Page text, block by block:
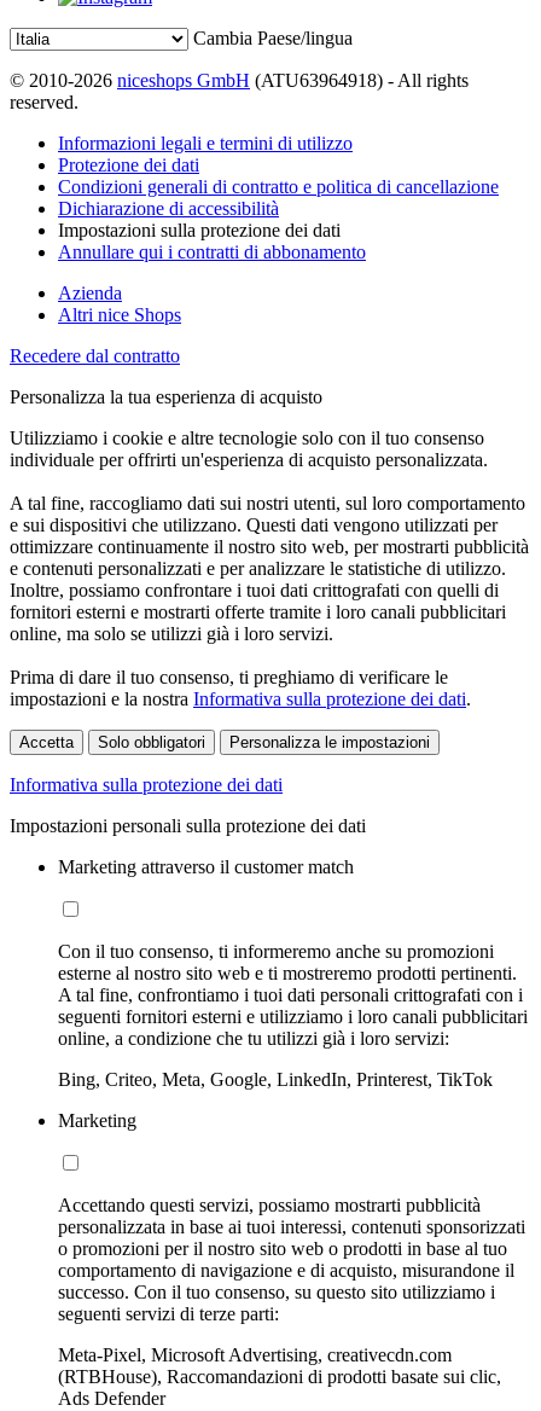
Cambia Paese/lingua
© 2010-2026 niceshops GmbH (ATU63964918) - All rights
reserved.
Informazioni legali e termini di utilizzo
Protezione dei dati
Condizioni generali di contratto e politica di cancellazione
Dichiarazione di accessibilità
Impostazioni sulla protezione dei dati
Annullare qui i contratti di abbonamento
Azienda
Altri nice Shops
Recedere dal contratto
Personalizza la tua esperienza di acquisto
Utilizziamo i cookie e altre tecnologie solo con il tuo consenso
individuale per offrirti un'esperienza di acquisto personalizzata.
A tal fine, raccogliamo dati sui nostri utenti, sul loro comportamento
e sui dispositivi che utilizzano. Questi dati vengono utilizzati per
ottimizzare continuamente il nostro sito web, per mostrarti pubblicità
e contenuti personalizzati e per analizzare le statistiche di utilizzo.
Inoltre, possiamo confrontare i tuoi dati crittografati con quelli di
fornitori esterni e mostrarti offerte tramite i loro canali pubblicitari
online, ma solo se utilizzi già i loro servizi.
Prima di dare il tuo consenso, ti preghiamo di verificare le
impostazioni e la nostra Informativa sulla protezione dei dati.
Accetta Solo obbligatori Personalizza le impostazioni
Informativa sulla protezione dei dati
Impostazioni personali sulla protezione dei dati
Marketing attraverso il customer match
Con il tuo consenso, ti informeremo anche su promozioni
esterne al nostro sito web e ti mostreremo prodotti pertinenti.
A tal fine, confrontiamo i tuoi dati personali crittografati con i
seguenti fornitori esterni e utilizziamo i loro canali pubblicitari
online, a condizione che tu utilizzi già i loro servizi:
Bing, Criteo, Meta, Google, LinkedIn, Printerest, TikTok
Marketing
Accettando questi servizi, possiamo mostrarti pubblicità
personalizzata in base ai tuoi interessi, contenuti sponsorizzati
o promozioni per il nostro sito web o prodotti in base al tuo
comportamento di navigazione e di acquisto, misurandone il
successo. Con il tuo consenso, su questo sito utilizziamo i
seguenti servizi di terze parti:
Meta-Pixel, Microsoft Advertising, creativecdn.com
(RTBHouse), Raccomandazioni di prodotti basate sui clic,
Ads Defender